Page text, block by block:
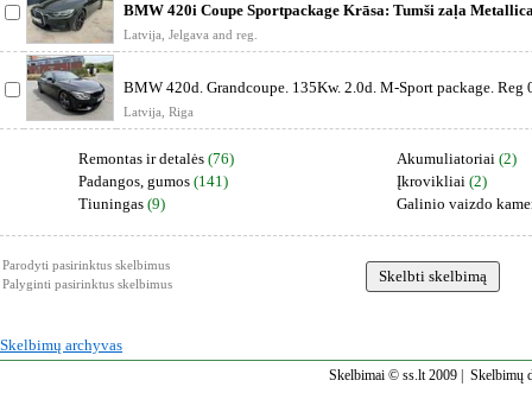
BMW 420i Coupe Sportpackage Krāsa: Tumši zaļa
Leder Vernas
Latvija, Jelgava and reg.
BMW 420d. Grandcoupe. 135Kw. 2.0d. M-Sport package. Reg
Black Sapph
Latvija, Riga
Remontas ir detalės (76)
Padangos, gumos (141)
Tiuningas (9)
Akumuliatoriai (2)
Įkrovikliai (2)
Galinio vaizdo
Parodyti pasirinktus skelbimus
Palyginti pasirinktus skelbimus
Skelbimų archyvas
Skelbimai © ss.lt 2009 | Skelbimų